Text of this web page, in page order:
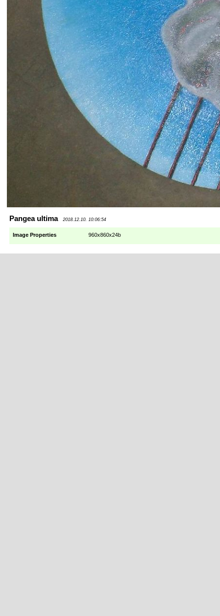
Pangea ultima 2018.12.10. 10:06:54
Image Properties 960x860x24b